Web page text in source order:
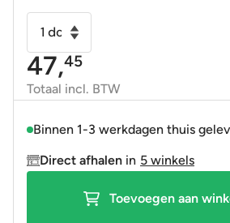
Wandtegel
Betonico
wit
licht
60x60
(59,8x59,8)
47,45
Totaal incl. BTW
Binnen 1-3 werkdagen thuis
Direct afhalen in 5 winkels
Toevoegen aan